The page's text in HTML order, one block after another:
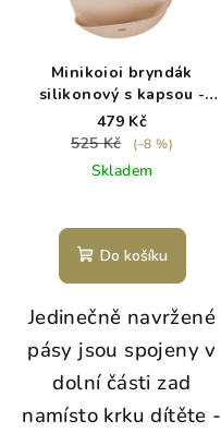
Minikoioi bryndák
silikonový s kapsou -
Bubble Beige
479 Kč
525 Kč
(–8 %)
Skladem
Do košíku
Jedinečně navržené
pásy jsou spojeny v
dolní části zad
namísto krku dítěte -